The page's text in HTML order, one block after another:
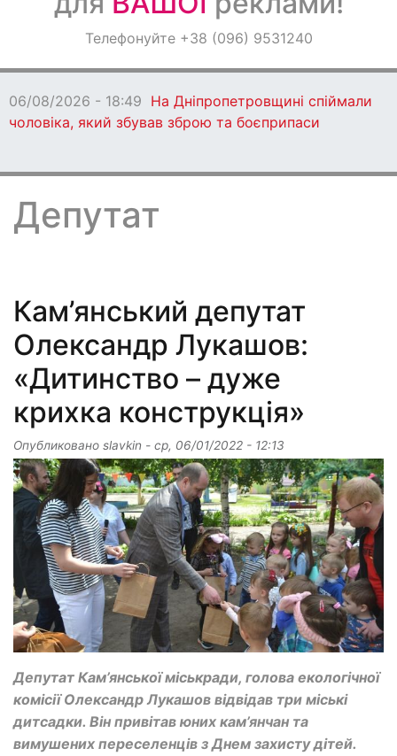
ОголошенняТелефонуйте +38 (096) 9531240
06/08/2026 - 18:47 Ворог протягом дня
бив по Дніпропетровщині: є загиблі
Депутат
Кам’янський депутат
Олександр Лукашов:
«Дитинство – дуже
крихка конструкція»
Опубликовано slavkin - ср, 06/01/2022 - 12:13
Депутат Кам’янської міськради, голова екологічної
комісії Олександр Лукашов відвідав три міські
дитсадки. Він привітав юних кам’янчан та
вимушених переселенців з Днем захисту дітей.